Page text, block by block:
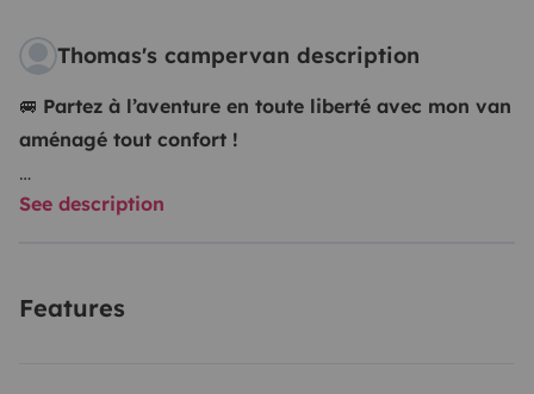
Thomas's campervan description
🚐 Partez à l’aventure en toute liberté avec mon van
aménagé tout confort !
Envie d’évasion, de nature et de simplicité ? Mon van
agréable.
See description
Features